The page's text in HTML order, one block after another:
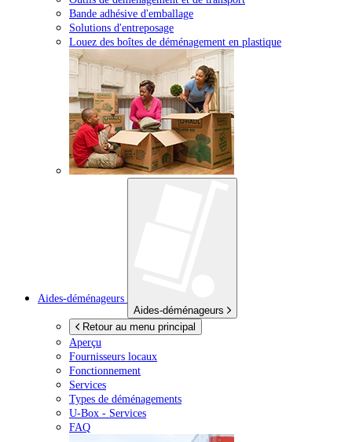
Bande adhésive d'emballage
Solutions d'entreposage
Louez des boîtes de déménagement en plastique
Aides-déménageurs
Aides-déménageurs
Retour au menu principal
Aperçu
Fournisseurs locaux
Fonctionnement
Services
Types de déménagements
U-Box - Services
FAQ